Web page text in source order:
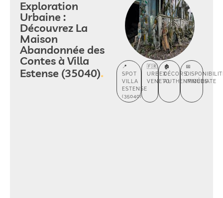
Exploration
Urbaine :
Découvrez La
Maison
Abandonnée des
Contes à Villa
Estense (35040)
📍
SPOT
VILLA
ESTENSE
(35040)
🇫🇷
URBEX
VENETO
🏚️
DÉCORS
AUTHENTIQUES
📅
IMMÉDIATE